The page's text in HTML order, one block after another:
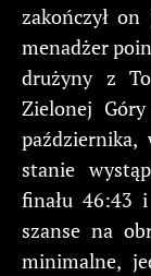
zakończył
menadżer
drużyny z
Zielonej
stanie
finału 46:43
szanse na
minimalne,